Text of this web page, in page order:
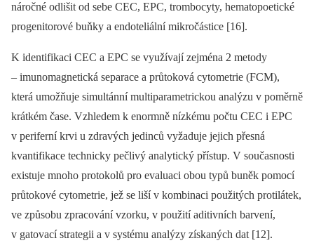
náročné odlišit od sebe CEC, EPC, trombocyty, hematopoetické
progenitorové buňky a endoteliální mikročástice [16].
K identifikaci CEC a EPC se využívají zejména 2 metody
–⁠ imunomagnetická separace a průtoková cytometrie (FCM),
která umožňuje simultánní multiparametrickou analýzu v poměrně
krátkém čase. Vzhledem k enormně nízkému počtu CEC i EPC
v periferní krvi u zdravých jedinců vyžaduje jejich přesná
kvantifikace technicky pečlivý analytický přístup. V současnosti
existuje mnoho protokolů pro evaluaci obou typů buněk pomocí
průtokové cytometrie, jež se liší v kombinaci použitých protilátek,
ve způsobu zpracování vzorku, v použití aditivních barvení,
v gatovací strategii a v systému analýzy získaných dat [12].